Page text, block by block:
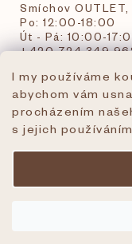
I my používáme
abychom vám
procházením
s jejich
Smíchov
Po: 12:00-18:00
Út - Pá: 10:00-
+420 724 349
tel:+420 724 349